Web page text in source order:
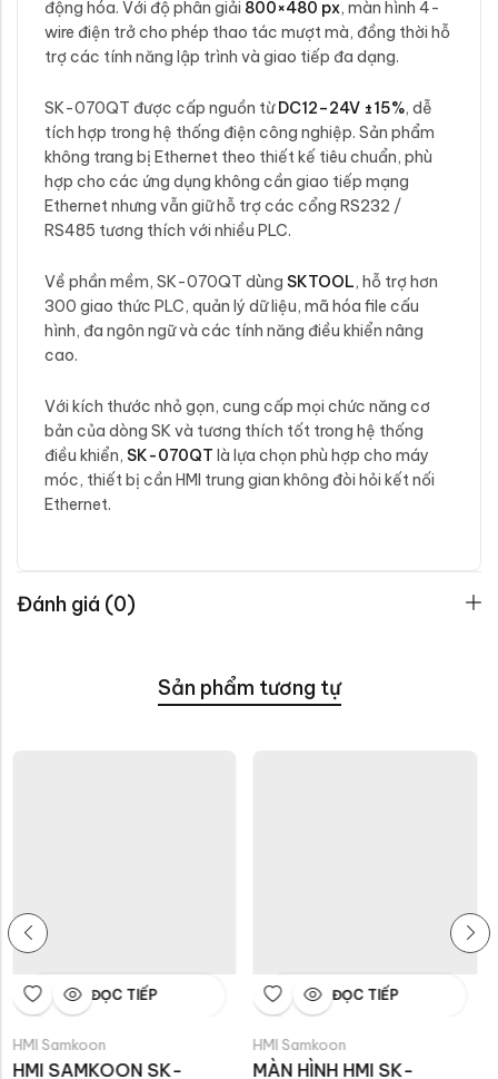
động hóa. Với độ phân giải 800×480 px, màn hình 4-
wire điện trở cho phép thao tác mượt mà, đồng thời hỗ
trợ các tính năng lập trình và giao tiếp đa dạng.
SK-070QT được cấp nguồn từDC12–24V ±15%, dễ
tích hợp trong hệ thống điện công nghiệp. Sản phẩm
không trang bị Ethernet theo thiết kế tiêu chuẩn, phù
hợp cho các ứng dụng không cần giao tiếp mạng
Ethernet nhưng vẫn giữ hỗ trợ các cổng RS232 /
RS485 tương thích với nhiều PLC.
Về phần mềm, SK-070QT dùng SKTOOL, hỗ trợ hơn
300 giao thức PLC, quản lý dữ liệu, mã hóa file cấu
hình, đa ngôn ngữ và các tính năng điều khiển nâng
cao.
Với kích thước nhỏ gọn, cung cấp mọi chức năng cơ
bản của dòng SK và tương thích tốt trong hệ thống
điều khiển, SK-070QT là lựa chọn phù hợp cho máy
móc, thiết bị cần HMI trung gian không đòi hỏi kết nối
Ethernet.
Đánh giá (0)
Sản phẩm tương tự
ĐỌC TIẾP
SK-
ĐỌC TIẾP
HMI Samkoon
MÀN HÌNH HMI SK-